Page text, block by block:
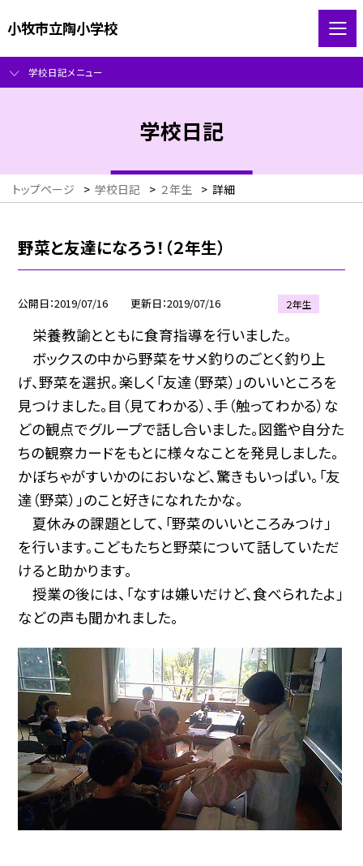
小牧市立陶小学校
学校日記メニュー
学校日記
トップページ > 学校日記 > ２年生 > 詳細
野菜と友達になろう！（２年生）
公開日 2019/07/16 更新日 2019/07/16 ２年生
栄養教諭とともに食育指導を行いました。
ボックスの中から野菜をサメ釣りのごとく釣り上
げ、野菜を選択。楽しく「友達（野菜）」のいいところを
見つけました。目（見てわかる）、手（触ってわかる）な
どの観点でグループで話し合いました。図鑑や自分た
ちの観察カードをもとに様々なことを発見しました。
かぼちゃがすいかのにおいなど、驚きもいっぱい。「友
達（野菜）」のこと好きになれたかな。
夏休みの課題として、「野菜のいいところみつけ」
を行います。こどもたちと野菜について話していただ
けると助かります。
授業の後には、「なすは嫌いだけど、食べられたよ」
などの声も聞かれました。